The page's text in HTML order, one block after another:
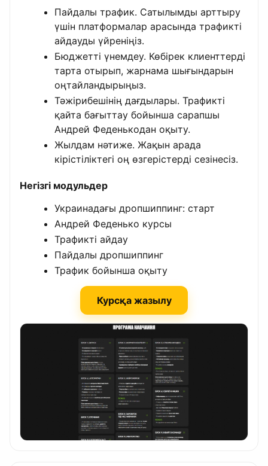
Пайдалы трафик. Сатылымды арттыру
үшін платформалар арасында трафикті
айдауды үйреніңіз.
Бюджетті үнемдеу. Көбірек клиенттерді
тарта отырып, жарнама шығындарын
оңтайландырыңыз.
Тәжірибешінің дағдылары. Трафикті
қайта бағыттау бойынша сарапшы
Андрей Феденькодан оқыту.
Жылдам нәтиже. Жақын арада
кірістіліктегі оң өзгерістерді сезінесіз.
Негізгі модульдер
Украинадағы дропшиппинг: старт
Андрей Феденько курсы
Трафикті айдау
Пайдалы дропшиппинг
Трафик бойынша оқыту
Курсқа жазылу